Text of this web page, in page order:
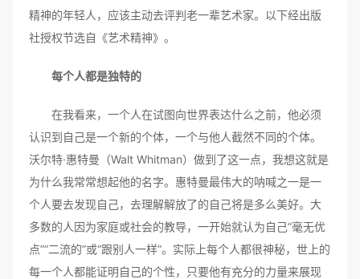
精神的年轻人，应该主动去评判老一辈艺术家。以下经出版
社授权节选自《艺术精神》。
每个人都是独特的
在我看来，一个人在试图向世界表达什么之前，他必须
认识到自己是一个新的个体，一个与他人截然不同的个体。
沃尔特·惠特曼（Walt Whitman）做到了这一点，我想这就是
为什么我常常想起他的名字。惠特曼最伟大的呐喊之一是一
个人要去发现自己，去理解解放了的自己将是多么美好。大
多数的人因为家庭或社会的教导，一开始就认为自己“毫无优
点”“二流的”或“跟别人一样”。实际上每个人都很神秘，世上的
每一个人都能证明自己的个性，只要他有充分的力量来展现